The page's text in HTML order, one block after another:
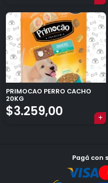
PRIMOCAO PERRO CACHO
20KG
$3.259,00
Pagá con
Tu
Agregá un